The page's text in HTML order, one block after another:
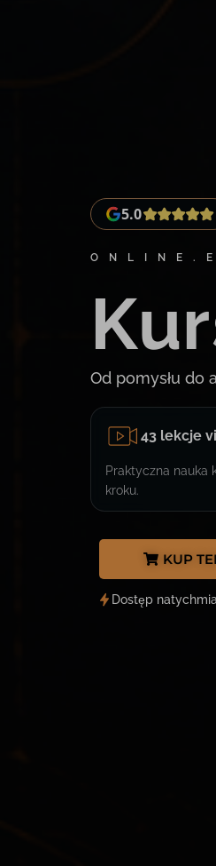
5.0
Od pomysłu do
43 lekcje
Praktyczna nauka
kroku.
KUP
Dostęp